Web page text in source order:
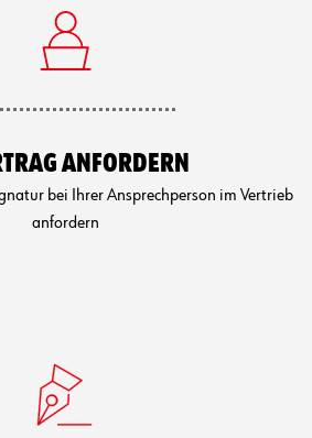
ANFORDERN
bei Ihrer Ansprechperson im Vertrieb
anfordern